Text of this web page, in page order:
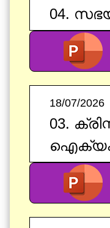
04.
18/07/2026
03.